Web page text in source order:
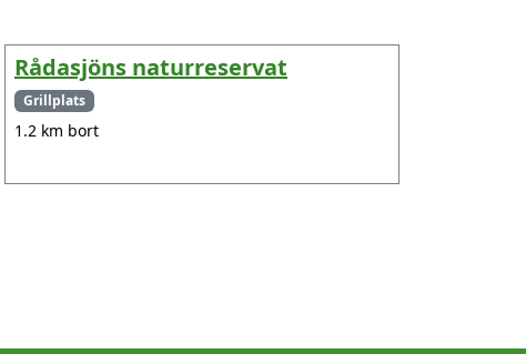
Rådasjöns naturreservat
Grillplats
1.2 km bort